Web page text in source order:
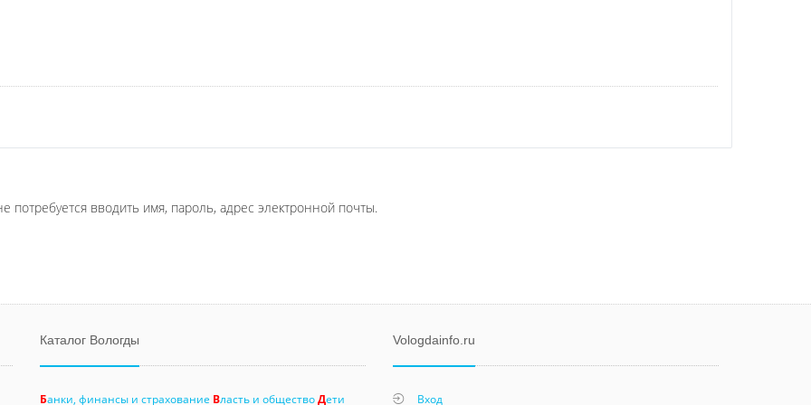
потребуется вводить имя, пароль, адрес электронной почты.
Каталог Вологды
Банки, финансы и страхование Власть и обществоДети
Vologdainfo.ru
Вход